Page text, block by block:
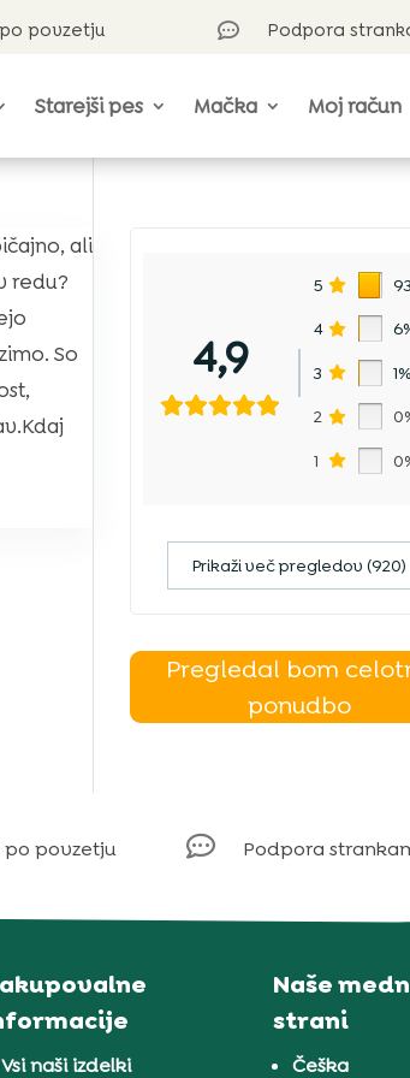
povzetju  Podpora
Starejši pes Mačka Moj račun
ali
redu?
So
4,9
5
4
3 1%
2
1
Prikaži več pregledov (920)
Pregledal bom
ponudbo
po povzetju  Podpora
Vsi naši izdelki
Naše
strani
Češka